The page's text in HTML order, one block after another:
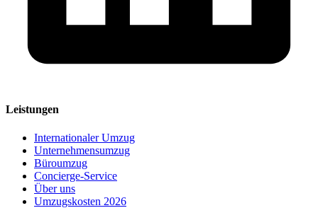
Leistungen
Internationaler Umzug
Unternehmensumzug
Büroumzug
Concierge-Service
Über uns
Umzugskosten 2026